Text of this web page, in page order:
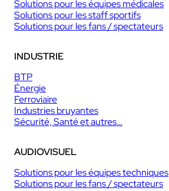
Solutions pour les équipes médicales
Solutions pour les staff sportifs
Solutions pour les fans / spectateurs
INDUSTRIE
BTP
Énergie
Ferroviaire
Industries bruyantes
Sécurité, Santé et autres…
AUDIOVISUEL
Solutions pour les équipes techniques
Solutions pour les fans / spectateurs